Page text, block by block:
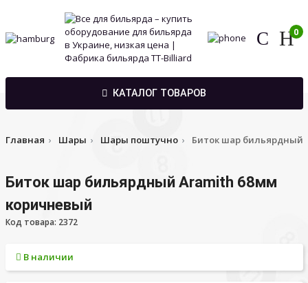
0
КАТАЛОГ ТОВАРОВ
Главная Шары Шары поштучно Биток шар бильярдный
Биток шар бильярдный Aramith 68мм
коричневый
Код товара: 2372
В наличии